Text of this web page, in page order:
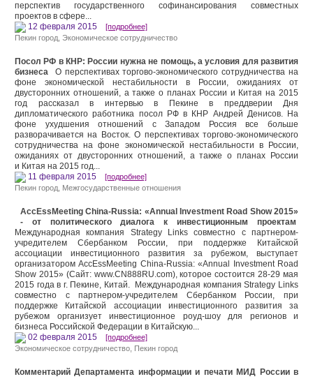
перспектив государственного софинансирования совместных
проектов в сфере...
12 февраля 2015 [подробнее]
Пекин город Экономическое сотрудничество
Посол РФ в КНР: России нужна не помощь, а условия для развития
бизнеса О перспективах торгово-экономического сотрудничества на
фоне экономической нестабильности в России, ожиданиях от
двусторонних отношений, а также о планах России и Китая на 2015
год рассказал в интервью в Пекине в преддверии Дня
дипломатического работника посол РФ в КНР Андрей Денисов. На
фоне ухудшения отношений с Западом Россия все больше
разворачивается на Восток. О перспективах торгово-экономического
сотрудничества на фоне экономической нестабильности в России,
ожиданиях от двусторонних отношений, а также о планах России
и Китая на 2015 год...
11 февраля 2015 [подробнее]
Пекин город Межгосударственные отношения
AccEssMeeting China-Russia: «Annual Investment Road Show 2015»
- от политического диалога к инвестиционным проектам
Международная компания Strategy Links совместно с партнером-
учредителем Сбербанком России, при поддержке Китайской
ассоциации инвестиционного развития за рубежом, выступает
организатором AccEssMeeting China-Russia: «Annual Investment Road
Show 2015» (Сайт: www.CN888RU.com), которое состоится 28-29 мая
2015 года в г. Пекине, Китай. Международная компания Strategy Links
совместно с партнером-учредителем Сбербанком России, при
поддержке Китайской ассоциации инвестиционного развития за
рубежом организует инвестиционное роуд-шоу для регионов и
бизнеса Российской Федерации в Китайскую...
02 февраля 2015 [подробнее]
Экономическое сотрудничество Пекин город
Комментарий Департамента информации и печати МИД России в